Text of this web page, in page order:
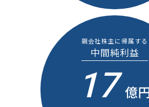
親会社株主に帰属する
中間純利益
17 億円